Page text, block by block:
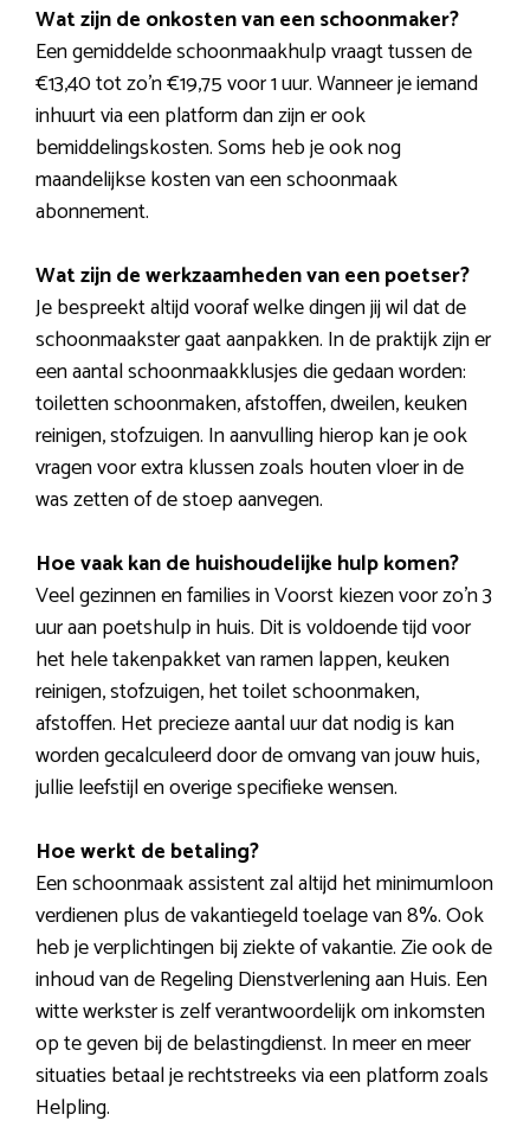
Wat zijn de onkosten van een schoonmaker?
Een gemiddelde schoonmaakhulp vraagt tussen de
€13,40 tot zo’n €19,75 voor 1 uur. Wanneer je iemand
inhuurt via een platform dan zijn er ook
bemiddelingskosten. Soms heb je ook nog
maandelijkse kosten van een schoonmaak
abonnement.
Wat zijn de werkzaamheden van een poetser?
Je bespreekt altijd vooraf welke dingen jij wil dat de
schoonmaakster gaat aanpakken. In de praktijk zijn er
een aantal schoonmaakklusjes die gedaan worden:
toiletten schoonmaken, afstoffen, dweilen, keuken
reinigen, stofzuigen. In aanvulling hierop kan je ook
vragen voor extra klussen zoals houten vloer in de
was zetten of de stoep aanvegen.
Hoe vaak kan de huishoudelijke hulp komen?
Veel gezinnen en families in Voorst kiezen voor zo’n 3
uur aan poetshulp in huis. Dit is voldoende tijd voor
het hele takenpakket van ramen lappen, keuken
reinigen, stofzuigen, het toilet schoonmaken,
afstoffen. Het precieze aantal uur dat nodig is kan
worden gecalculeerd door de omvang van jouw huis,
jullie leefstijl en overige specifieke wensen.
Hoe werkt de betaling?
Een schoonmaak assistent zal altijd het minimumloon
verdienen plus de vakantiegeld toelage van 8%. Ook
heb je verplichtingen bij ziekte of vakantie. Zie ook de
inhoud van de Regeling Dienstverlening aan Huis. Een
witte werkster is zelf verantwoordelijk om inkomsten
op te geven bij de belastingdienst. In meer en meer
situaties betaal je rechtstreeks via een platform zoals
Helpling.